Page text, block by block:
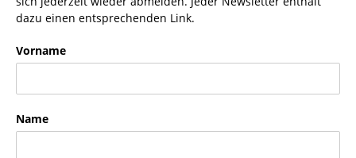
dazu einen entsprechenden Link.
Vorname
Name